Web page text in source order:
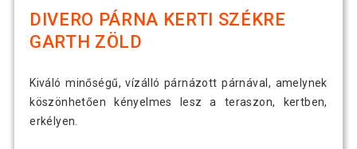
DIVERO PÁRNA KERTI SZÉKRE
GARTH ZÖLD
Kiváló minőségű, vízálló párnázott párnával, amelynek
köszönhetően kényelmes lesz a teraszon, kertben,
erkélyen.